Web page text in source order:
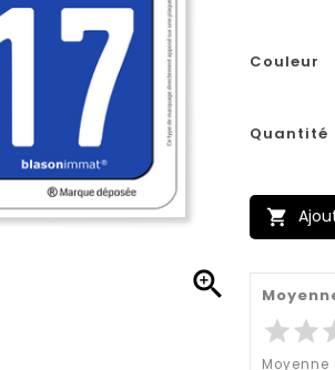

Couleur
Quantité

starstar
Moyenne :